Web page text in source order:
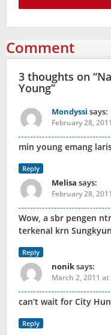
Comment
3 thoughts on “
Young”
Mondyssi says:
February 28,
min young emang
Reply
Melisa says:
February 28,
Wow, a sbr pengen
terkenal krn
Reply
noniksays:
March 2, 2011 at
can’t wait for City
Reply